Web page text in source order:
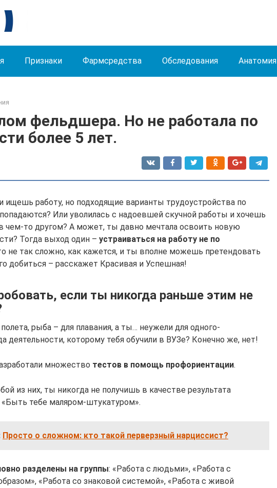
Признаки Фармсредства Обследования Анатомия
фельдшера. Но не работала по
более 5 лет.
ищешь работу, но подходящие варианты трудоустройства по
Или уволилась с надоевшей скучной работы и хочешь
чем-то другом? А может, ты давно мечтала освоить новую
Тогда выход один – устраиваться на работу не по
не так сложно, как кажется, и ты вполне можешь претендовать
добиться – расскажет Красивая и Успешная!
если ты никогда раньше этим не
рыба – для плавания, а ты… неужели для одного-
деятельности, которому тебя обучили в ВУЗе? Конечно же, нет!
множество тестов в помощь профориентации.
из них, ты никогда не получишь в качестве результата
тебе маляром-штукатуром».
Просто о сложном: кто такой перверзный нарциссист?
разделены на группы: «Работа с людьми», «Работа с
«Работа со знаковой системой», «Работа с живой